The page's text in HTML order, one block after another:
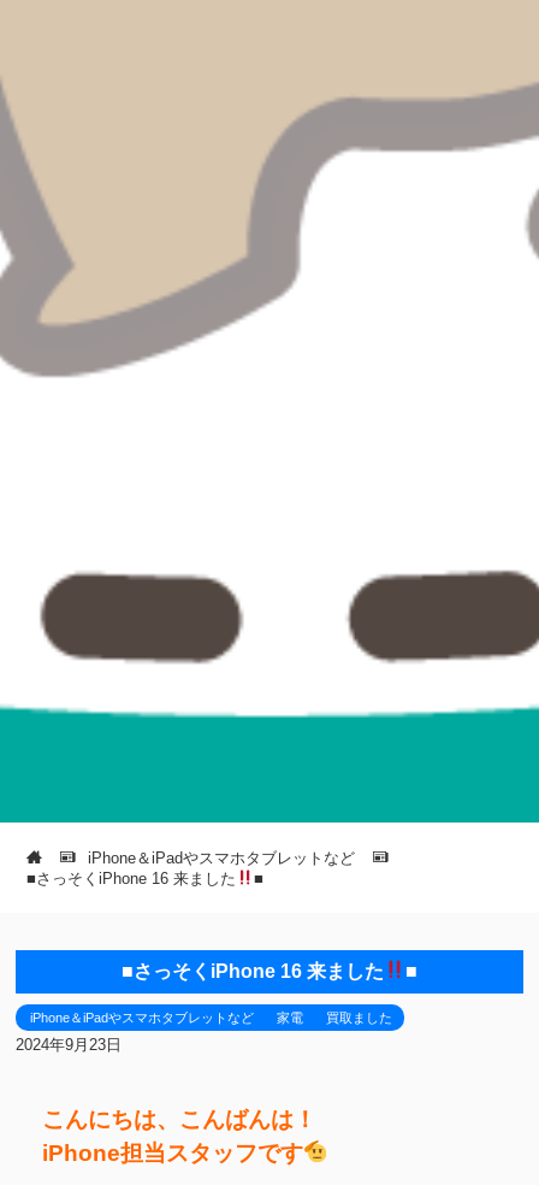
iPhone＆iPadやスマホタブレットなど
■さっそくiPhone 16 来ました
■
■さっそくiPhone 16 来ました ■
iPhone＆iPadやスマホタブレットなど 家電 買取ました
2024年9月23日
こんにちは、こんばんは！
iPhone担当スタッフです